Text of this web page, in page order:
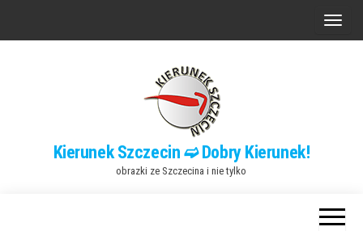
P
n
Kierunek Szczecin ➫ Dobry Kierunek!
obrazki ze Szczecina i nie tylko